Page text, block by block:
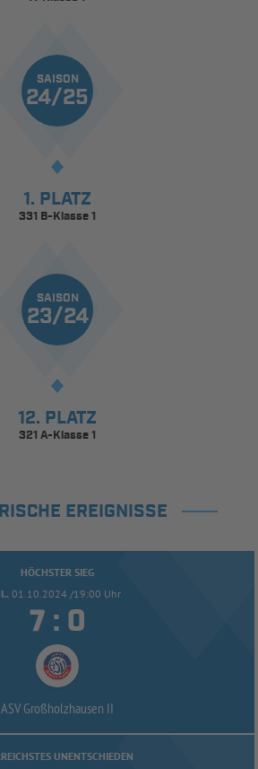
SAISON
24/25
1. PLATZ
331 B-Klasse 1
SAISON
23/24
12. PLATZ
321 A-Klasse 1
EREIGNISSE
HÖCHSTER SIEG
01.10.2024 /19:00 Uhr
 : 
ASV Großholzhausen II
UNENTSCHIEDEN